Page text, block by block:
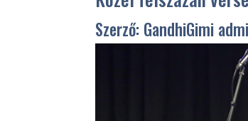
Szerző: GandhiGimi